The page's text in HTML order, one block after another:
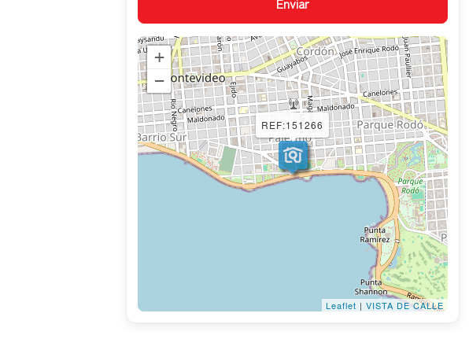
REF:151266
+
−
Leaflet | VISTA DE CALLE